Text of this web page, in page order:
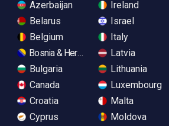
Azerbaijan
Belarus
Belgium
Bosnia & Herzegovina
Bulgaria
Canada
Croatia
Cyprus
Ireland
Israel
Italy
Latvia
Lithuania
Luxembourg
Malta
Moldova